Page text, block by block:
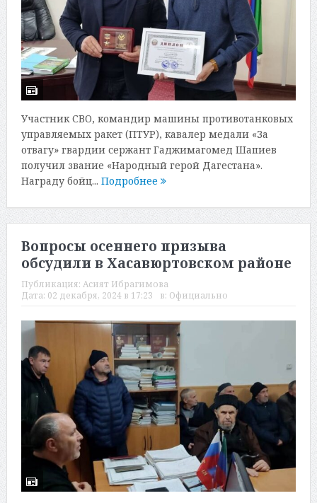
Участник СВО, командир машины противотанковых
управляемых ракет (ПТУР), кавалер медали «За
отвагу» гвардии сержант Гаджимагомед Шапиев
получил звание «Народный герой Дагестана».
Награду бойц... Подробнее
Вопросы осеннего призыва
обсудили в Хасавюртовском районе
Публикация: Асият Ибрагимова
Дата: 02 декабря, 2024 в 17:23 в: Официально